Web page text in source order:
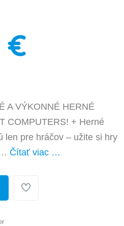
€
A VÝKONNÉ HERNÉ
COMPUTERS! + Herné
len pre hráčov – užite si hry
Čítať viac …